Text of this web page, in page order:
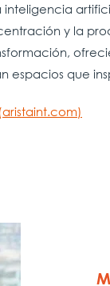
y la
que